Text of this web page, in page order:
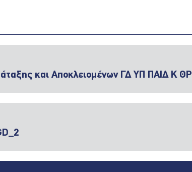
και Αποκλειομένων ΓΔ ΥΠ ΠΑΙΔ Κ ΘΡ